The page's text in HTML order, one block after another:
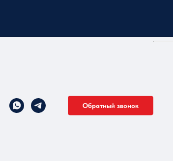
Обратный звонок